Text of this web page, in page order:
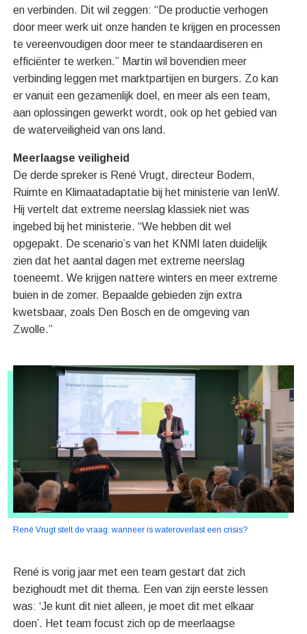
en verbinden. Dit wil zeggen: “De productie verhogen
door meer werk uit onze handen te krijgen en processen
te vereenvoudigen door meer te standaardiseren en
efficiënter te werken.” Martin wil bovendien meer
verbinding leggen met marktpartijen en burgers. Zo kan
er vanuit een gezamenlijk doel, en meer als een team,
aan oplossingen gewerkt wordt, ook op het gebied van
de waterveiligheid van ons land.
Meerlaagse veiligheid
De derde spreker is René Vrugt, directeur Bodem,
Ruimte en Klimaatadaptatie bij het ministerie van IenW.
Hij vertelt dat extreme neerslag klassiek niet was
ingebed bij het ministerie. “We hebben dit wel
opgepakt. De scenario’s van het KNMI laten duidelijk
zien dat het aantal dagen met extreme neerslag
toeneemt. We krijgen nattere winters en meer extreme
buien in de zomer. Bepaalde gebieden zijn extra
kwetsbaar, zoals Den Bosch en de omgeving van
Zwolle.”
René Vrugt stelt de vraag: wanneer is wateroverlast een crisis?
René is vorig jaar met een team gestart dat zich
bezighoudt met dit thema. Een van zijn eerste lessen
was: ‘Je kunt dit niet alleen, je moet dit met elkaar
doen’. Het team focust zich op de meerlaagse